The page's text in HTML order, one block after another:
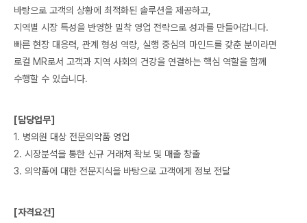
바탕으로 고객의 상황에 최적화된 솔루션을 제공하고,
지역별 시장 특성을 반영한 밀착 영업 전략으로 성과를 만들어갑니다.
빠른 현장 대응력, 관계 형성 역량, 실행 중심의 마인드를 갖춘 분이라면
로컬 MR로서 고객과 지역 사회의 건강을 연결하는 핵심 역할을 함께
수행할 수 있습니다.
[담당업무]
1. 병의원 대상 전문의약품 영업
2. 시장분석을 통한 신규 거래처 확보 및 매출 창출
3. 의약품에 대한 전문지식을 바탕으로 고객에게 정보 전달
[자격요건]